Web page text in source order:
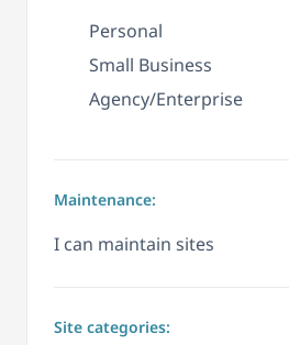
Personal
Small Business
Agency/Enterprise
Maintenance:
I can maintain sites
Site categories: